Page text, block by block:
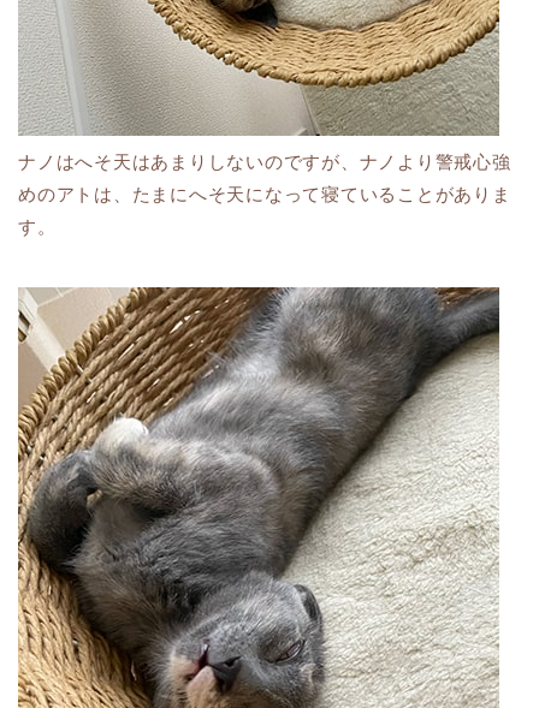
ナノはへそ天はあまりしないのですが、ナノより警戒心強
めのアトは、たまにへそ天になって寝ていることがありま
す。